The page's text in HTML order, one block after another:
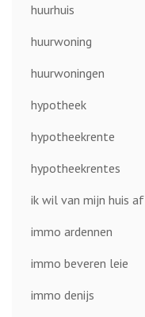
huurhuis
huurwoning
huurwoningen
hypotheek
hypotheekrente
hypotheekrentes
ik wil van mijn huis af
immo ardennen
immo beveren leie
immo denijs